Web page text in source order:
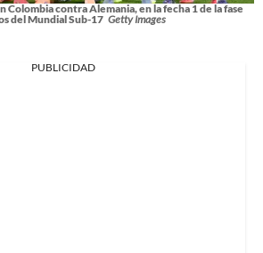
Colombia contra Alemania, en la fecha 1 de la fase
del Mundial Sub-17 Getty Images
PUBLICIDAD